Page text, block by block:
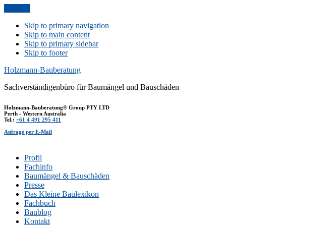
Skip to primary navigation
Skip to main content
Skip to primary sidebar
Skip to footer
Holzmann-Bauberatung
Sachverständigenbüro für Baumängel und Bauschäden
Holzmann-Bauberatung® Group PTY LTD
Perth - Western Australia
Tel.: +61 4 491 295 411
Anfrage per E-Mail
Profil
Fachinfo
Baumängel & Bauschäden
Presse
Das Kleine Baulexikon
Fachbuch
Baublog
Kontakt